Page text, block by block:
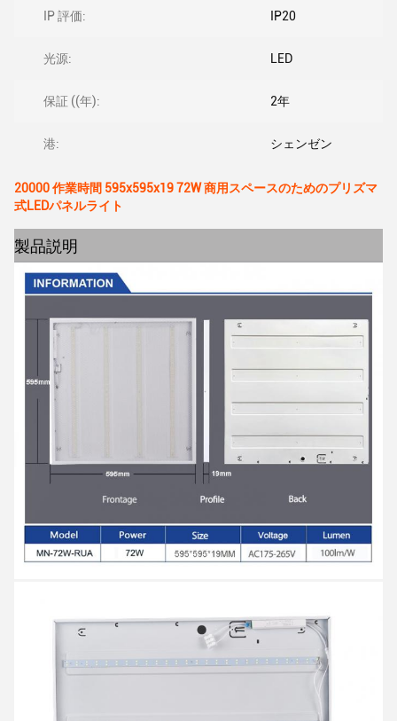
IP 評価: IP20
光源: LED
保証 ((年): 2年
港: シェンゼン
20000 作業時間 595x595x19 72W 商用スペースのためのプリズマ
式LEDパネルライト
製品説明